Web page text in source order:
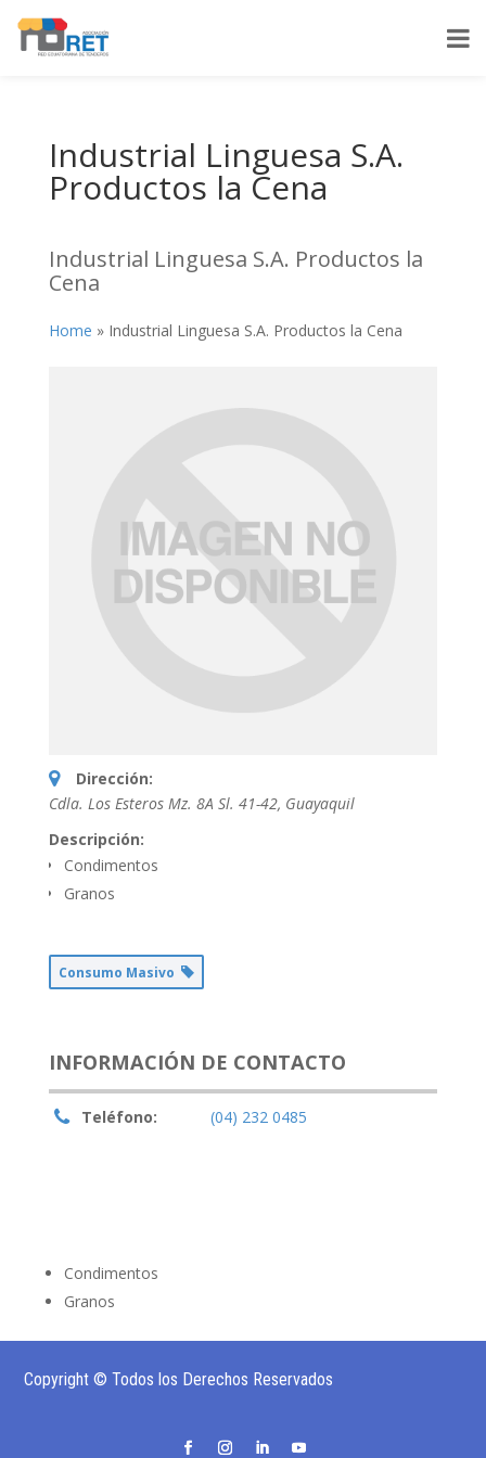
Industrial Linguesa S.A.
Productos la Cena
Industrial Linguesa S.A. Productos la
Cena
Home » Industrial Linguesa S.A. Productos la Cena
Dirección:
Cdla. Los Esteros Mz. 8A Sl. 41-42, Guayaquil
Descripción:
Condimentos
Granos
Consumo Masivo
INFORMACIÓN DE CONTACTO
Teléfono: (04) 232 0485
Condimentos
Granos
Copyright © Todos los Derechos Reservados